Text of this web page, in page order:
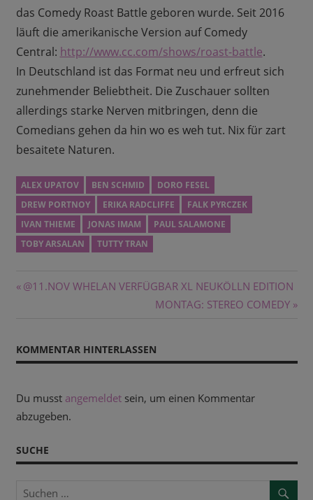
das Comedy Roast Battle geboren wurde. Seit 2016
läuft die amerikanische Version auf Comedy
Central: http://www.cc.com/shows/roast-battle.
In Deutschland ist das Format neu und erfreut sich
zunehmender Beliebtheit. Die Zuschauer sollten
allerdings starke Nerven mitbringen, denn die
Comedians gehen da hin wo es weh tut. Nix für zart
besaitete Naturen.
ALEX UPATOV BEN SCHMID
DORO FESEL
DREW PORTNOY
ERIKA RADCLIFFE
FALK PYRCZEK
IVAN THIEME
JONAS IMAM
PAUL SALAMONE
TOBY ARSALAN
TUTTY TRAN
Beitragsnavigation
Vorheriger
@11.NOV WHELAN VERFÜGBAR XL NEUKÖLLN EDITION
Nächster
MONTAG: STEREO COMEDY
KOMMENTAR HINTERLASSEN
Du musst angemeldetsein, um einen Kommentar
abzugeben.
SUCHE